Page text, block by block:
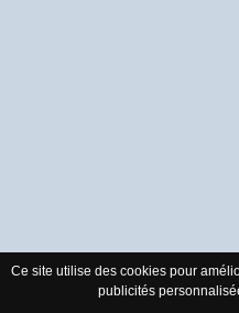
Ce site utilise des cookies pour
publicités